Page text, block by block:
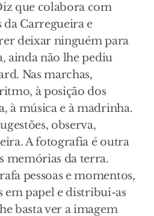
que colabora com
da Carregueira e
deixar ninguém para
ainda não lhe pediu
Nas marchas,
à posição dos
à música e à madrinha.
observa,
A fotografia é outra
memórias da terra.
pessoas e momentos,
em papel e distribui-as
basta ver a imagem